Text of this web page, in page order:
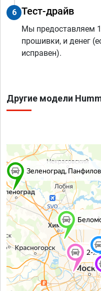
6 Тест-драйв
Мы предоставляем
прошивки, и денег
исправен).
Другие модели